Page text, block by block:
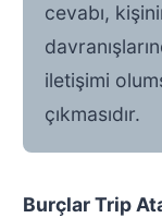
cevabı,
iletişimi
çıkmasıdır.
Burçlar Trip